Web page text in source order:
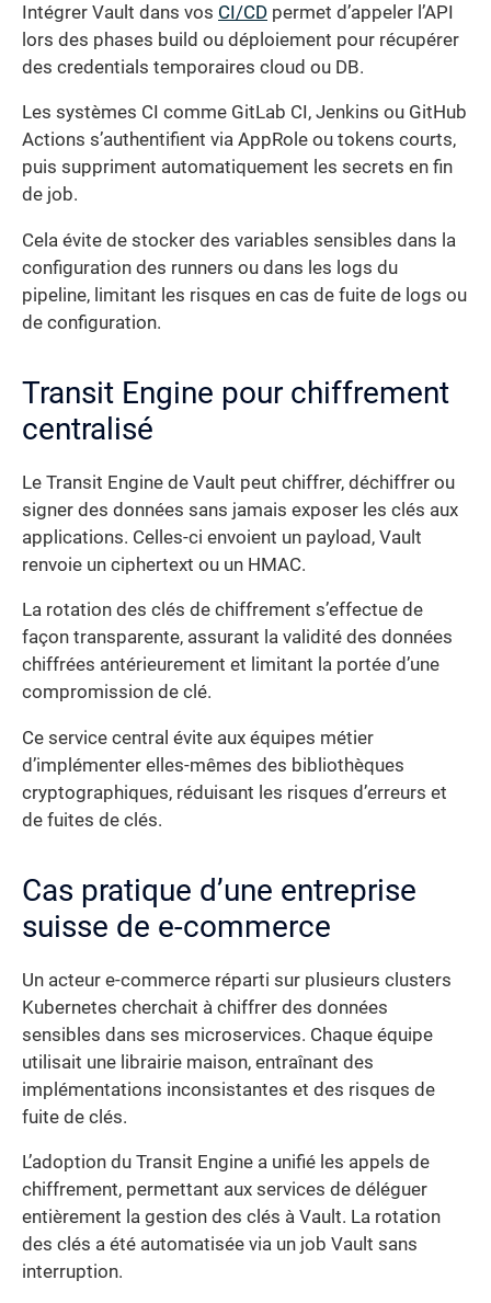
Intégrer Vault dans vos CI/CD permet d’appeler l’API
lors des phases build ou déploiement pour récupérer
des credentials temporaires cloud ou DB.
Les systèmes CI comme GitLab CI, Jenkins ou GitHub
Actions s’authentifient via AppRole ou tokens courts,
puis suppriment automatiquement les secrets en fin
de job.
Cela évite de stocker des variables sensibles dans la
configuration des runners ou dans les logs du
pipeline, limitant les risques en cas de fuite de logs ou
de configuration.
Transit Engine pour chiffrement
centralisé
Le Transit Engine de Vault peut chiffrer, déchiffrer ou
signer des données sans jamais exposer les clés aux
applications. Celles-ci envoient un payload, Vault
renvoie un ciphertext ou un HMAC.
La rotation des clés de chiffrement s’effectue de
façon transparente, assurant la validité des données
chiffrées antérieurement et limitant la portée d’une
compromission de clé.
Ce service central évite aux équipes métier
d’implémenter elles-mêmes des bibliothèques
cryptographiques, réduisant les risques d’erreurs et
de fuites de clés.
Cas pratique d’une entreprise
suisse de e-commerce
Un acteur e-commerce réparti sur plusieurs clusters
Kubernetes cherchait à chiffrer des données
sensibles dans ses microservices. Chaque équipe
utilisait une librairie maison, entraînant des
implémentations inconsistantes et des risques de
fuite de clés.
L’adoption du Transit Engine a unifié les appels de
chiffrement, permettant aux services de déléguer
entièrement la gestion des clés à Vault. La rotation
des clés a été automatisée via un job Vault sans
interruption.